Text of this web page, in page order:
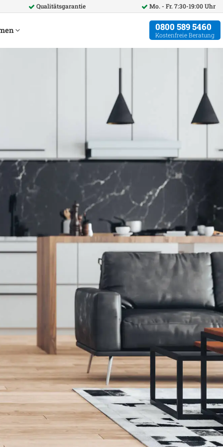
Qualitätsgarantie Mo. - Fr. 7:30-19:00 Uhr
0800 589 5460
Kostenfreie Beratung